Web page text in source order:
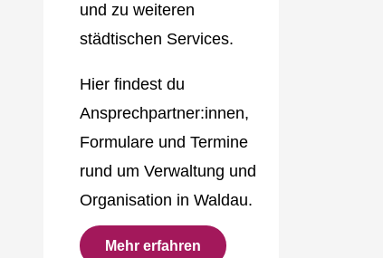
und zu weiteren
städtischen Services.
Hier findest du
Ansprechpartner:innen,
Formulare und Termine
rund um Verwaltung und
Organisation in Waldau.
Mehr erfahren